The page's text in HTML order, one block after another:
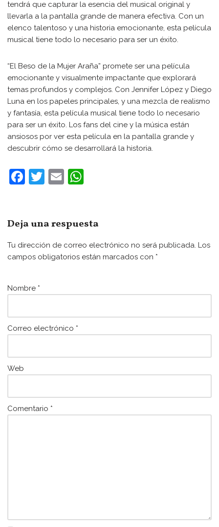
tendrá que capturar la esencia del musical original y
llevarla a la pantalla grande de manera efectiva. Con un
elenco talentoso y una historia emocionante, esta película
musical tiene todo lo necesario para ser un éxito.
“El Beso de la Mujer Araña” promete ser una película
emocionante y visualmente impactante que explorará
temas profundos y complejos. Con Jennifer López y Diego
Luna en los papeles principales, y una mezcla de realismo
y fantasía, esta película musical tiene todo lo necesario
para ser un éxito. Los fans del cine y la música están
ansiosos por ver esta película en la pantalla grande y
descubrir cómo se desarrollará la historia.
F
e
b
o
k
T
er
E
l
s
A
p
Deja una respuesta
Tu dirección de correo electrónico no será publicada. Los
campos obligatorios están marcados con *
Nombre *
Correo electrónico *
Web
Comentario *